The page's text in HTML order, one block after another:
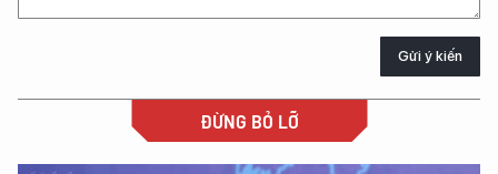
Gửi ý kiến
ĐỪNG BỎ LỠ